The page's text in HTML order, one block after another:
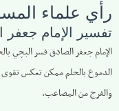
رأي علماء
تفسير الإمام جعفر
الإمام جعفر الصادق فسر البچي
الدموع بالحلم ممكن تعكس تقوى
والفرج من المصاعب.